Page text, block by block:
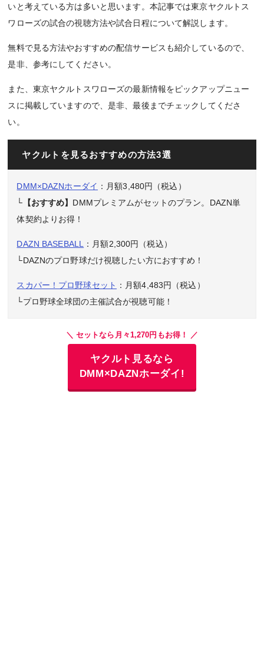
いと考えている方は多いと思います。本記事では東京ヤクルトス
ワローズの試合の視聴方法や試合日程について解説します。
無料で見る方法やおすすめの配信サービスも紹介しているので、
是非、参考にしてください。
また、東京ヤクルトスワローズの最新情報をピックアップニュー
スに掲載していますので、是非、最後までチェックしてくださ
い。
ヤクルトを見るおすすめの方法3選
DMM×DAZNホーダイ ：月額3,480円（税込）
└ 【おすすめ】 DMMプレミアムがセットのプラン。DAZN単
体契約よりお得！
DAZN BASEBALL ：月額2,300円（税込）
└DAZNのプロ野球だけ視聴したい方におすすめ！
スカパー！プロ野球セット ：月額4,483円（税込）
└プロ野球全球団の主催試合が視聴可能！
＼ セットなら月々1,270円もお得！ ／
ヤクルト見るなら
DMM×DAZNホーダイ!